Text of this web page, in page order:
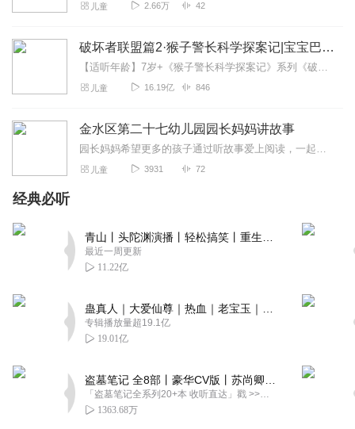
儿童 2.66万 42
破坏者联盟篇2·猴子警长科学探案记|宝宝巴士故事
【适听年龄】7岁+《猴子警长科学探案记》系列《破坏者联盟篇1·猴子警长科学探案记》>>>《破坏者联盟篇2·猴子警长科学探案记》>>>《破坏者联盟篇3·猴子警长科...
儿童 16.19亿 846
金水区第二十七幼儿园园长妈妈讲故事
园长妈妈希望更多的孩子通过听故事爱上阅读，一起在文学的世界里遨游。
儿童 3931 72
经典必听
最近一周更新
11.22亿
专辑播放量超19.1亿
19.01亿
「盗墓笔记全系列20+本 收听直达」戳 >>改编自南派三叔同名作品，腾讯音乐娱乐集团出品，冠声文化制作，...
1363.68万